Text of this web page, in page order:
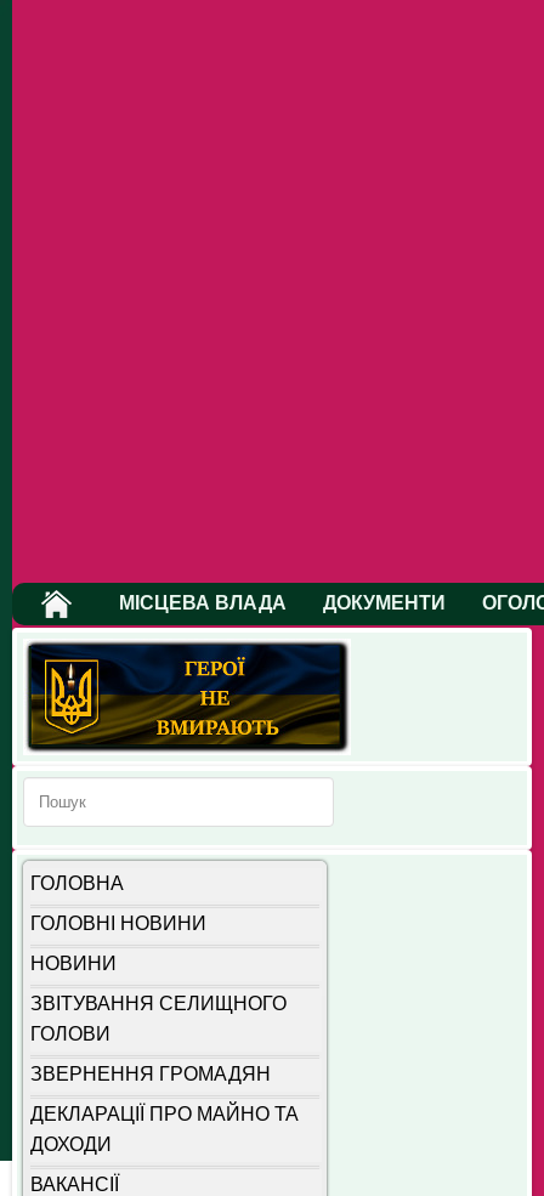
МІСЦЕВА ВЛАДА ДОКУМЕНТИ
ГОЛОВНА
ГОЛОВНІ НОВИНИ
НОВИНИ
ЗВІТУВАННЯ СЕЛИЩНОГО
ГОЛОВИ
ЗВЕРНЕННЯ ГРОМАДЯН
ДЕКЛАРАЦІЇ ПРО МАЙНО ТА
ДОХОДИ
ВАКАНСІЇ